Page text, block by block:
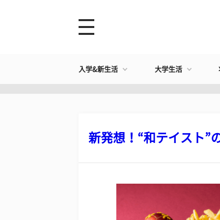
入学&新生活 大学生活
新発想！“和テイスト”